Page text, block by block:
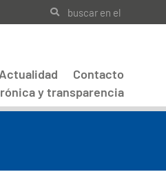
Actualidad
Contacto
y transparencia